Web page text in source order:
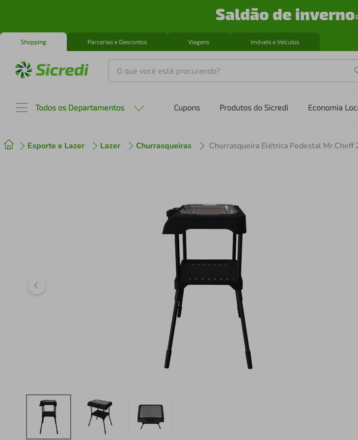
Saldão de inverno
Shopping Parcerias e Descontos Viagens Imóveis e Veículos
O que você está procurando?
Todos os Departamentos Cupons Produtos do Sicredi Economia
Esporte e Lazer Lazer Churrasqueiras
2 º cafeteira